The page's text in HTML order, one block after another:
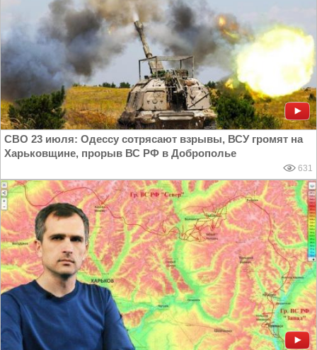
СВО 23 июля: Одессу сотрясают взрывы, ВСУ громят на
Харьковщине, прорыв ВС РФ в Доброполье
631